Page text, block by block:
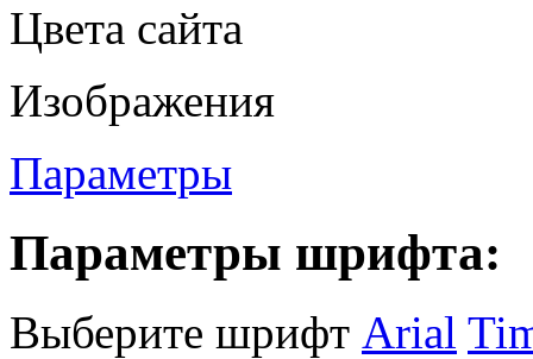
Цвета сайта
Изображения
Параметры
Параметры шрифта:
Выберите шрифт Arial